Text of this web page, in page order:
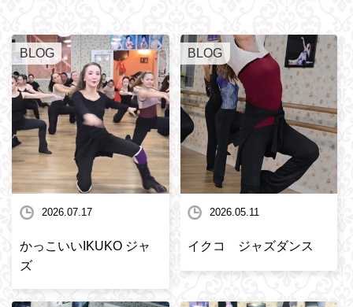
BLOG
2026.07.17
かっこいいIKUKO ジャ
ズ
BLOG
2026.05.11
イクコ ジャズダンス